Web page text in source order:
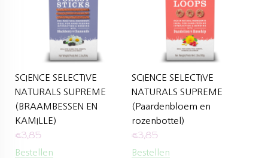
SCIENCE SELECTIVE
NATURALS SUPREME
(BRAAMBESSEN EN
KAMILLE)
€3,85
Bestellen
SCIENCE SELECTIVE
NATURALS SUPREME
(Paardenbloem en
rozenbottel)
€3,85
Bestellen